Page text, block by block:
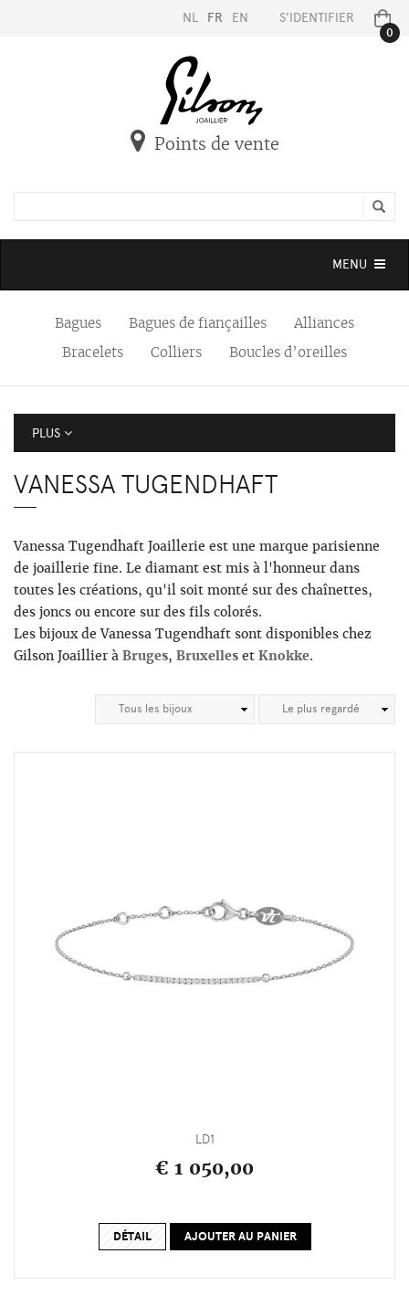
NL FR EN S’IDENTIFIER
0
Points de vente
Toggle
MENU
Bagues Bagues de fiançailles
Alliances
Bracelets
Colliers Boucles d’oreilles
PLUS
VANESSA TUGENDHAFT
Vanessa Tugendhaft Joaillerie est une marque parisienne
de joaillerie fine. Le diamant est mis à l'honneur dans
toutes les créations, qu'il soit monté sur des chaînettes,
des joncs ou encore sur des fils colorés.
Les bijoux de Vanessa Tugendhaft sont disponibles chez
Gilson Joaillier à Bruges, Bruxelles et Knokke.
LD1
€ 1 050,00
DÉTAIL AJOUTER AU PANIER